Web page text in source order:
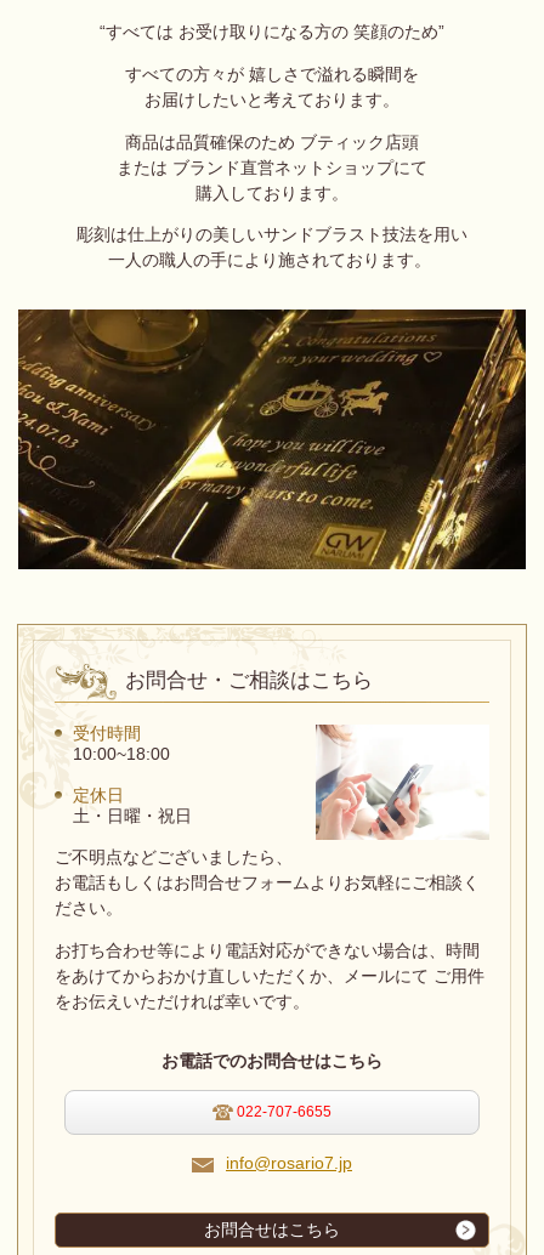
“すべては お受け取りになる方の 笑顔のため”
すべての方々が 嬉しさで溢れる瞬間を
お届けしたいと考えております。
商品は品質確保のため ブティック店頭
または ブランド直営ネットショップにて
購入しております。
彫刻は仕上がりの美しいサンドブラスト技法を用い
一人の職人の手により施されております。
お問合せ・ご相談はこちら
受付時間
10:00~18:00
定休日
土・日曜・祝日
ご不明点などございましたら、
お電話もしくはお問合せフォームよりお気軽にご相談く
ださい。
お打ち合わせ等により電話対応ができない場合は、 時間
をあけてからおかけ直しいただくか、メールにて ご用件
をお伝えいただければ幸いです。
お電話でのお問合せはこちら
022-707-6655
info@rosario7.jp
お問合せはこちら